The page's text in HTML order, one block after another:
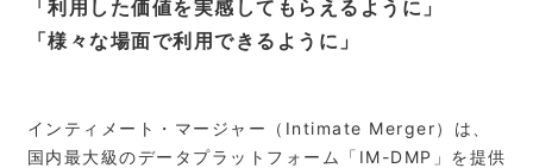
「利用した価値を実感してもらえるように」
「様々な場面で利用できるように」
インティメート・マージャー（Intimate Merger）は、
国内最大級のデータプラットフォーム「IM-DMP」を提供